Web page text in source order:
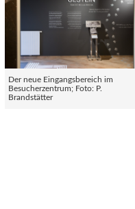
Der neue Eingangsbereich im
Besucherzentrum; Foto: P.
Brandstätter